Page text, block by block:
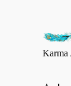
Karma